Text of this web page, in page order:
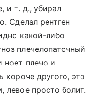
и т. д., убирал
Сделал рентген
какой-либо
плечелопаточный
ноет плечо и
короче другого, это
левое просто болит.